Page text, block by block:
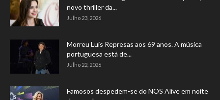
novo thriller da...
Julho 23, 2026
Morreu Luís Represas aos 69 anos. A música
portuguesa está de...
Julho 22, 2026
Famosos despedem-se do NOS Alive em noite